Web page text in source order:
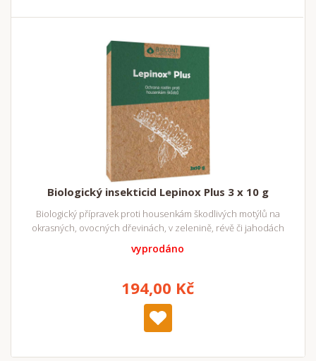
Biologický insekticid Lepinox Plus 3 x 10 g
Biologický přípravek proti housenkám škodlivých motýlů na
okrasných, ovocných dřevinách, v zelenině, révě či jahodách
vyprodáno
194,00 Kč